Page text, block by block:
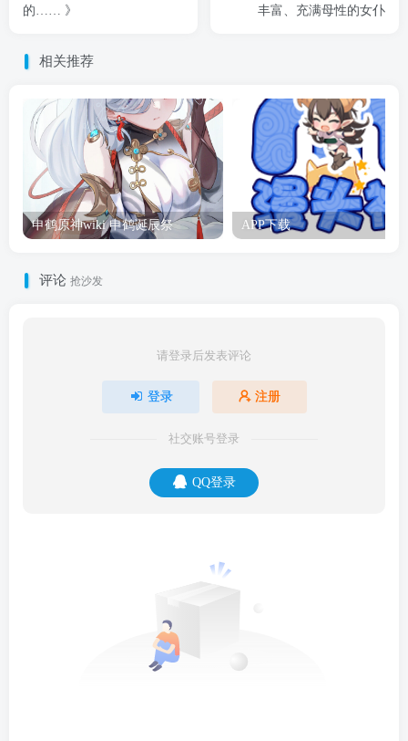
的…… 》
丰富、充满母性的女仆
相关推荐
申鹤原神wiki 申鹤诞辰祭 APP下载
评论 抢沙发
请登录后发表评论
登录 注册
社交账号登录
QQ登录